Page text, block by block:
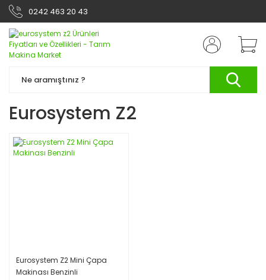
0242 463 20 43
Eurosystem Z2
Eurosystem Z2 Mini Çapa
Makinası Benzinli